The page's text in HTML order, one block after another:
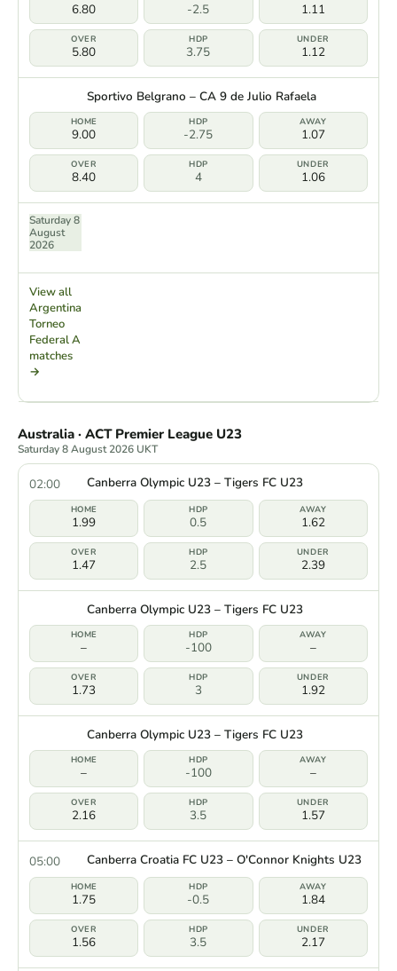
6.80 -2.5 1.11
5.80 3.75 1.12
Sportivo Belgrano – CA 9 de Julio Rafaela
9.00 -2.75 1.07
8.40 4 1.06
Saturday 8
August
2026
View all
Argentina
Torneo
Federal A
matches
→
Australia · ACT Premier League U23
Saturday 8 August 2026 UKT
02:00 Canberra Olympic U23 – Tigers FC U23
1.99 0.5 1.62
1.47 2.5 2.39
Canberra Olympic U23 – Tigers FC U23
– -100 –
1.73 3 1.92
Canberra Olympic U23 – Tigers FC U23
– -100 –
2.16 3.5 1.57
05:00 Canberra Croatia FC U23 – O'Connor Knights U23
1.75 -0.5 1.84
1.56 3.5 2.17